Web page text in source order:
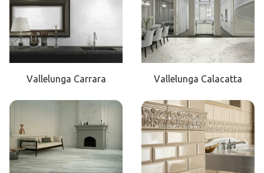
Vallelunga Carrara Vallelunga Calacatta